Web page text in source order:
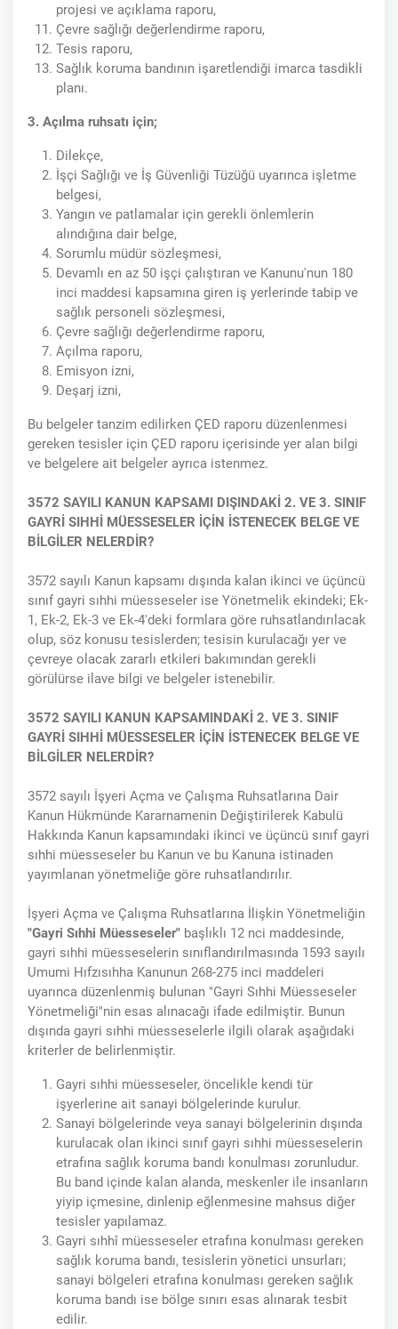
projesi ve açıklama raporu,
Çevre sağlığı değerlendirme raporu,
Tesis raporu,
Sağlık koruma bandının işaretlendiği imarca tasdikli
planı.
3. Açılma ruhsatı için;
Dilekçe,
İşçi Sağlığı ve İş Güvenliği Tüzüğü uyarınca işletme
belgesi,
Yangın ve patlamalar için gerekli önlemlerin
alındığına dair belge,
Sorumlu müdür sözleşmesi,
Devamlı en az 50 işçi çalıştıran ve Kanunu'nun 180
inci maddesi kapsamına giren iş yerlerinde tabip ve
sağlık personeli sözleşmesi,
Çevre sağlığı değerlendirme raporu,
Açılma raporu,
Emisyon izni,
Deşarj izni,
Bu belgeler tanzim edilirken ÇED raporu düzenlenmesi
gereken tesisler için ÇED raporu içerisinde yer alan bilgi
ve belgelere ait belgeler ayrıca istenmez.
3572 SAYILI KANUN KAPSAMI DIŞINDAKİ 2. VE 3. SINIF
GAYRİ SIHHİ MÜESSESELER İÇİN İSTENECEK BELGE VE
BİLGİLER NELERDİR?
3572 sayılı Kanun kapsamı dışında kalan ikinci ve üçüncü
sınıf gayri sıhhi müesseseler ise Yönetmelik ekindeki; Ek-
1, Ek-2, Ek-3 ve Ek-4'deki formlara göre ruhsatlandırılacak
olup, söz konusu tesislerden; tesisin kurulacağı yer ve
çevreye olacak zararlı etkileri bakımından gerekli
görülürse ilave bilgi ve belgeler istenebilir.
3572 SAYILI KANUN KAPSAMINDAKİ 2. VE 3. SINIF
GAYRİ SIHHİ MÜESSESELER İÇİN İSTENECEK BELGE VE
BİLGİLER NELERDİR?
3572 sayılı İşyeri Açma ve Çalışma Ruhsatlarına Dair
Kanun Hükmünde Kararnamenin Değiştirilerek Kabulü
Hakkında Kanun kapsamındaki ikinci ve üçüncü sınıf gayri
sıhhi müesseseler bu Kanun ve bu Kanuna istinaden
yayımlanan yönetmeliğe göre ruhsatlandırılır.
İşyeri Açma ve Çalışma Ruhsatlarına İlişkin Yönetmeliğin
"Gayri Sıhhi Müesseseler" başlıklı 12 nci maddesinde,
gayri sıhhi müesseselerin sınıflandırılmasında 1593 sayılı
Umumi Hıfzısıhha Kanunun 268-275 inci maddeleri
uyarınca düzenlenmiş bulunan "Gayri Sıhhi Müesseseler
Yönetmeliği"nin esas alınacağı ifade edilmiştir. Bunun
dışında gayri sıhhi müesseselerle ilgili olarak aşağıdaki
kriterler de belirlenmiştir.
Gayri sıhhi müesseseler, öncelikle kendi tür
işyerlerine ait sanayi bölgelerinde kurulur.
Sanayi bölgelerinde veya sanayi bölgelerinin dışında
kurulacak olan ikinci sınıf gayri sıhhi müesseselerin
etrafına sağlık koruma bandı konulması zorunludur.
Bu band içinde kalan alanda, meskenler ile insanların
yiyip içmesine, dinlenip eğlenmesine mahsus diğer
tesisler yapılamaz.
Gayri sıhhî müesseseler etrafına konulması gereken
sağlık koruma bandı, tesislerin yönetici unsurları;
sanayi bölgeleri etrafına konulması gereken sağlık
koruma bandı ise bölge sınırı esas alınarak tesbit
edilir.